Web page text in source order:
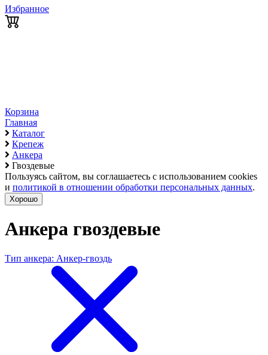
Избранное
Корзина
Главная
Каталог
Крепеж
Анкера
Гвоздевые
Пользуясь сайтом, вы соглашаетесь с использованием cookies
и политикой в отношении обработки персональных данных.
Хорошо
Анкера гвоздевые
Тип анкера: Анкер-гвоздь